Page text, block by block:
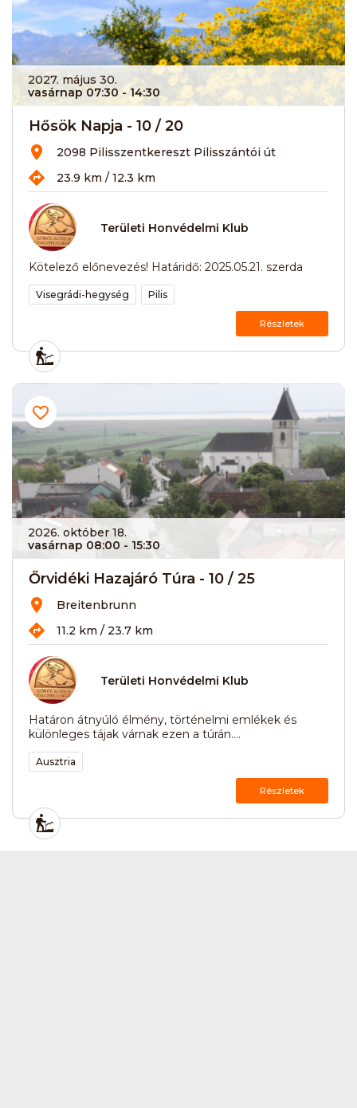
2027. május 30.
vasárnap 07:30 - 14:30
Hősök Napja - 10 / 20
2098 Pilisszentkereszt Pilisszántói út
23.9 km / 12.3 km
Területi Honvédelmi Klub
Kötelező előnevezés! Határidő: 2025.05.21. szerda
Visegrádi-hegység Pilis
Részletek
2026. október 18.
vasárnap 08:00 - 15:30
Őrvidéki Hazajáró Túra - 10 / 25
Breitenbrunn
11.2 km / 23.7 km
Területi Honvédelmi Klub
Határon átnyúló élmény, történelmi emlékek és
különleges tájak várnak ezen a túrán....
Ausztria
Részletek